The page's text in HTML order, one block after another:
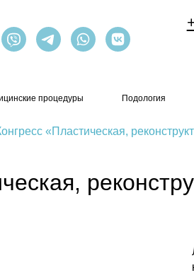
процедуры Подология
«Пластическая,